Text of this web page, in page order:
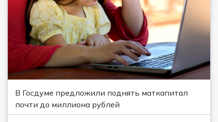
В Госдуме предложили поднять маткапитал
почти до миллиона рублей